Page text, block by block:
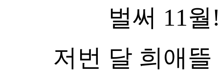
벌써 11
저번 달 희애